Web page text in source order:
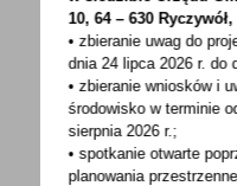
27 - 01 - 2023
ZAPROSZENIE DO
KOMISJI
KONKURSU OFERT
PUBLICZNYCH W
10, 64 – 630
• zbieranie uwag do
dnia 24 lipca 2026 r. do
• zbieranie wniosków i
środowisko w terminie
sierpnia 2026 r.;
• spotkanie otwarte
planowania